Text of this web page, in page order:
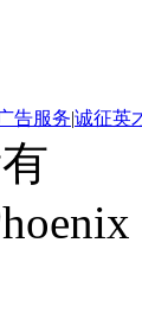
告服务|诚征英